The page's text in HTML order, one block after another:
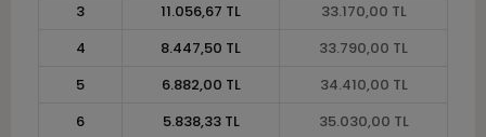
3
11.056,67 TL
33.170,00 TL
4
8.447,50 TL
33.790,00 TL
5
6.882,00 TL
34.410,00 TL
6
5.838,33 TL
35.030,00 TL